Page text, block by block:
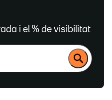
i el % de visibilitat